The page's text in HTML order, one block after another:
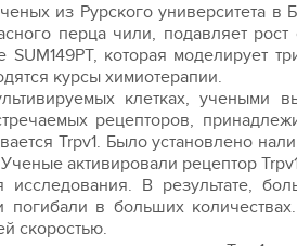
из Рурского университета
перца чили, подавляет
SUM149PT, которая
курсы химиотерапии.
клетках, учеными
рецепторов,
Trpv1. Было установлено
активировали рецептор
исследования. В результате,
погибали в больших
скоростью.